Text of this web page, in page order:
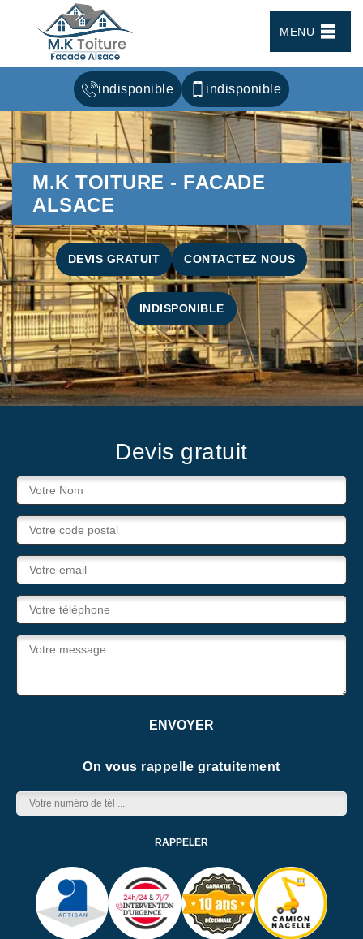
MENU
indisponible indisponible
M.K TOITURE - FACADE
ALSACE
DEVIS GRATUIT CONTACTEZ NOUS
INDISPONIBLE
Devis gratuit
On vous rappelle gratuitement